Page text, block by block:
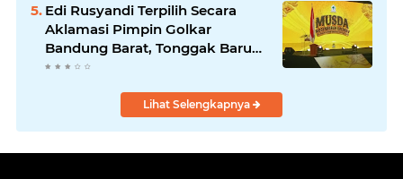
Edi Rusyandi Terpilih Secara
Aklamasi Pimpin Golkar
Bandung Barat, Tonggak Baru
Kepemimpinan Harmonis
Lihat Selengkapnya